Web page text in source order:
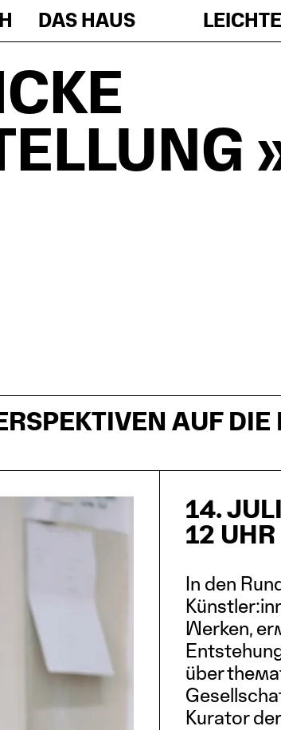
DAS HAUS
AUF
14.
12 UHR
In den
Werken,
über
Kurator